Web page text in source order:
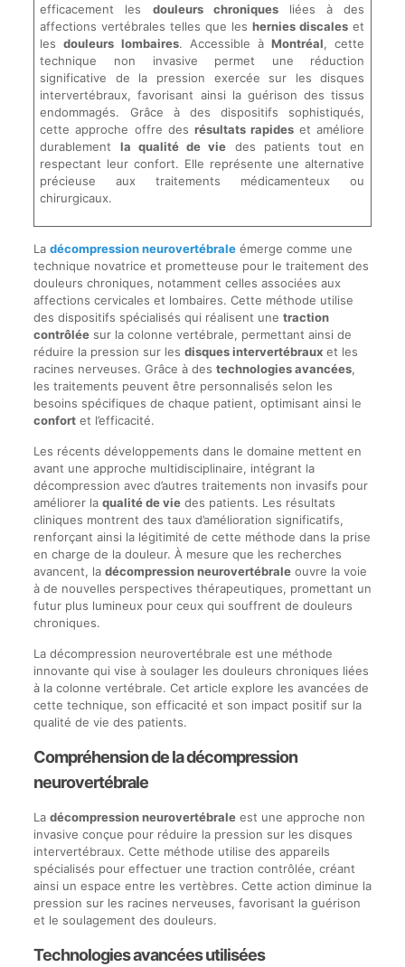
efficacement les douleurs chroniquesliées à des
affections vertébrales telles que leshernies discales et
lesdouleurs lombaires. Accessible àMontréal, cette
technique non invasive permet une réduction
significative de la pression exercée sur les disques
intervertébraux, favorisant ainsi la guérison des tissus
endommagés. Grâce à des dispositifs sophistiqués,
cette approche offre des résultats rapides et améliore
durablement la qualité de vie des patients tout en
respectant leur confort. Elle représente une alternative
précieuse aux traitements médicamenteux ou
chirurgicaux.
La décompression neurovertébraleémerge comme une
technique novatrice et prometteuse pour le traitement des
douleurs chroniques, notamment celles associées aux
affections cervicales et lombaires. Cette méthode utilise
des dispositifs spécialisés qui réalisent une traction
contrôléesur la colonne vertébrale, permettant ainsi de
réduire la pression sur les disques intervertébrauxet les
racines nerveuses. Grâce à des technologies avancées,
les traitements peuvent être personnalisés selon les
besoins spécifiques de chaque patient, optimisant ainsi le
confortet l’efficacité.
Les récents développements dans le domaine mettent en
avant une approche multidisciplinaire, intégrant la
décompression avec d’autres traitements non invasifs pour
améliorer la qualité de viedes patients. Les résultats
cliniques montrent des taux d’amélioration significatifs,
renforçant ainsi la légitimité de cette méthode dans la prise
en charge de la douleur. À mesure que les recherches
avancent, la décompression neurovertébraleouvre la voie
à de nouvelles perspectives thérapeutiques, promettant un
futur plus lumineux pour ceux qui souffrent de douleurs
chroniques.
La décompression neurovertébrale est une méthode
innovante qui vise à soulager les douleurs chroniques liées
à la colonne vertébrale. Cet article explore les avancées de
cette technique, son efficacité et son impact positif sur la
qualité de vie des patients.
Compréhension de la décompression
neurovertébrale
La décompression neurovertébraleest une approche non
invasive conçue pour réduire la pression sur les disques
intervertébraux. Cette méthode utilise des appareils
spécialisés pour effectuer une traction contrôlée, créant
ainsi un espace entre les vertèbres. Cette action diminue la
pression sur les racines nerveuses, favorisant la guérison
et le soulagement des douleurs.
Technologies avancées utilisées